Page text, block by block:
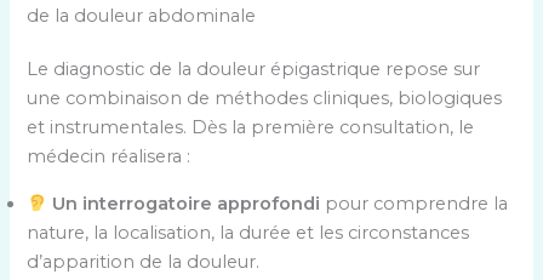
de la douleur abdominale
Le diagnostic de la douleur épigastrique repose sur
une combinaison de méthodes cliniques, biologiques
et instrumentales. Dès la première consultation, le
médecin réalisera :
Un interrogatoire approfondi pour comprendre la
nature, la localisation, la durée et les circonstances
d’apparition de la douleur.